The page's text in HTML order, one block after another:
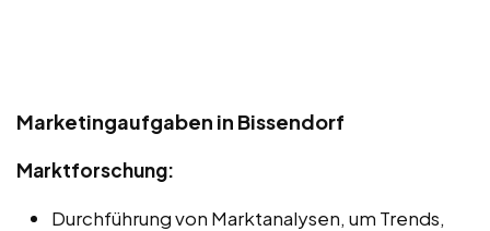
Marketingaufgaben in Bissendorf
Marktforschung:
Durchführung von Marktanalysen, um Trends,